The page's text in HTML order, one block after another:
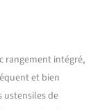
à
et
5
dont 2
rangement intégré,
et bien
ustensiles de